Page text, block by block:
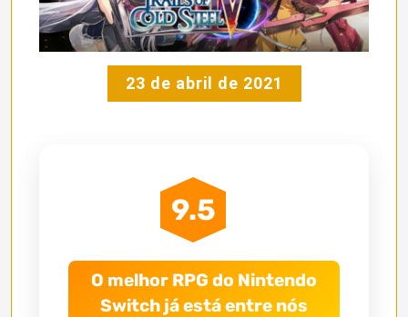
23 de abril de 2021
9.5
O melhor RPG do Nintendo
Switch já está entre nós